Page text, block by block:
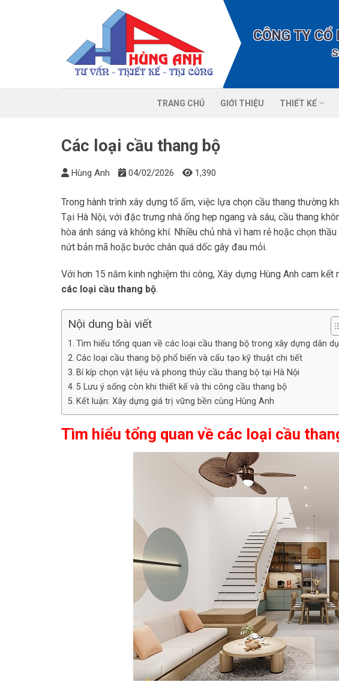
CÔNG TY
Số 5B
TRANG CHỦ GIỚI THIỆU THIẾT KẾ
Các loại cầu thang bộ
Hùng Anh 04/02/2026 1,390
Trong hành trình xây dựng tổ ấm, việc lựa chọn cầu thang thường
Tại Hà Nội, với đặc trưng nhà ống hẹp ngang và sâu, cầu thang
hòa ánh sáng và không khí. Nhiều chủ nhà vì ham rẻ hoặc chọn
nứt bản mã hoặc bước chân quá dốc gây đau mỏi.
Với hơn 15 năm kinh nghiệm thi công, Xây dựng Hùng Anh cam
các loại cầu thang bộ.
Nội dung bài viết
Tìm hiểu tổng quan về các loại cầu thang bộ trong xây dựng dân
Các loại cầu thang bộ phổ biến và cấu tạo kỹ thuật chi tiết
Bí kíp chọn vật liệu và phong thủy cầu thang bộ tại Hà Nội
5 Lưu ý sống còn khi thiết kế và thi công cầu thang bộ
Kết luận: Xây dựng giá trị vững bền cùng Hùng Anh
Tìm hiểu tổng quan về các loại cầu